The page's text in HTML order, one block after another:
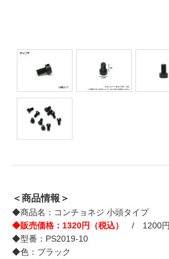
＜商品情報＞
◆商品名：コンチョネジ 小頭タイプ
◆販売価格：1320円（税込）
/ 1200円
◆型番：PS2019-10
◆色：ブラック